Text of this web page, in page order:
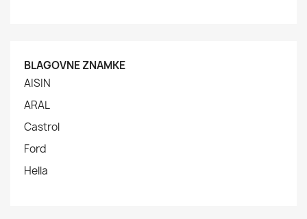
BLAGOVNE ZNAMKE
AISIN
ARAL
Castrol
Ford
Hella